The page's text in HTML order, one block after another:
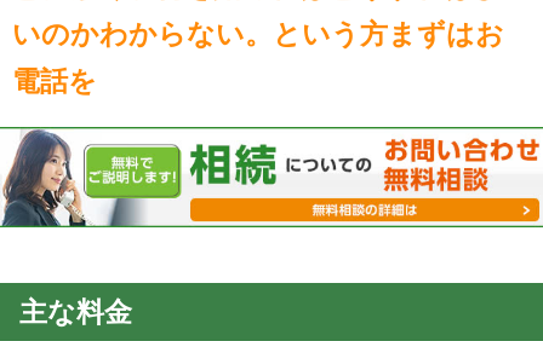
いのかわからない。という方まずはお
電話を
主な料金